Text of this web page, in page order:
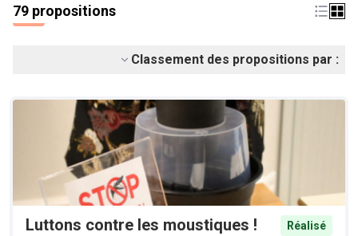
79 propositions
Classement des propositions par :
Luttons contre les moustiques !
Réalisé